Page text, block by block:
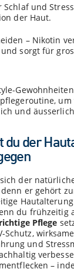
Schlaf und
der Haut.
– Nikotin
sorgt für
und
du der
der
er gehört
du frühzeitig
Pflege
Schutz,
und
–